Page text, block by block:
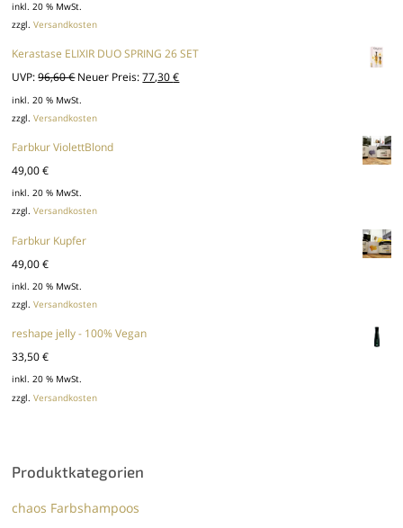
inkl. 20 % MwSt.
zzgl.Versandkosten
Kerastase ELIXIR DUO SPRING 26 SET
UVP: 96,60€ Ursprünglicher
Preis
war:
96,60 €
Neuer Preis: 77,30€Aktueller
inkl. 20 % MwSt.
zzgl.Versandkosten
Farbkur ViolettBlond
49,00€
inkl. 20 % MwSt.
zzgl.Versandkosten
Farbkur Kupfer
49,00€
inkl. 20 % MwSt.
zzgl.Versandkosten
reshape jelly - 100% Vegan
33,50€
inkl. 20 % MwSt.
zzgl.Versandkosten
Produktkategorien
chaos Farbshampoos